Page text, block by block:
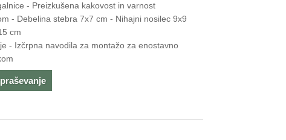
- Preizkušena kakovost in varnost
- Debelina stebra 7x7 cm - Nihajni nosilec 9x9
cm
- Izčrpna navodila za montažo za enostavno